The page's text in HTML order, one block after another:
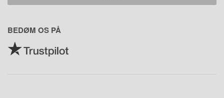
BEDØM OS PÅ